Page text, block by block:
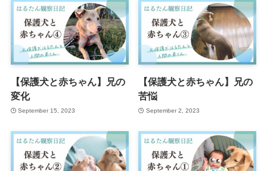
【保護犬と赤ちゃん】兄の
変化
September 15, 2023
【保護犬と赤ちゃん】兄の
苦悩
September 2, 2023